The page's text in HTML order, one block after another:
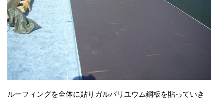
ルーフィングを全体に貼りガルバリユウム鋼板を貼っていき